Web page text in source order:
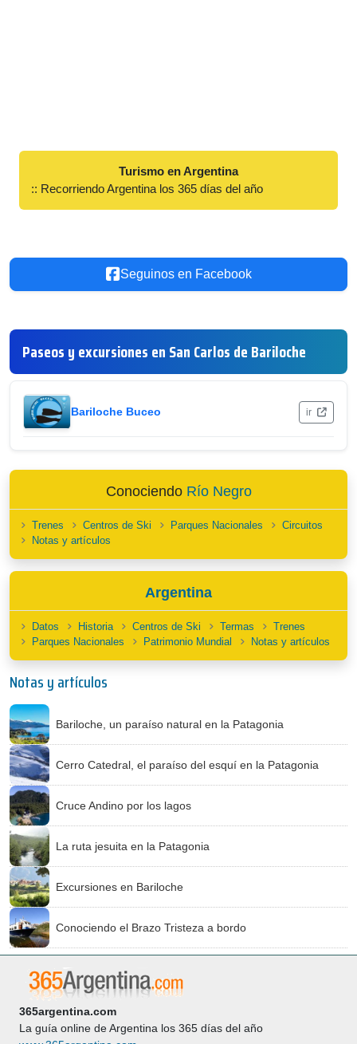
Turismo en Argentina
:: Recorriendo Argentina los 365 días del año
Seguinos en Facebook
Paseos y excursiones en San Carlos de Bariloche
Bariloche Buceo ir
Conociendo Río Negro
Trenes Centros de Ski Parques Nacionales
Circuitos
Notas y artículos
Argentina
Datos Historia Centros de Ski Termas
Trenes
Parques Nacionales
Patrimonio Mundial Notas y artículos
Notas y artículos
Bariloche, un paraíso natural en la Patagonia
Cerro Catedral, el paraíso del esquí en la Patagonia
Cruce Andino por los lagos
La ruta jesuita en la Patagonia
Excursiones en Bariloche
Conociendo el Brazo Tristeza a bordo
365argentina.com
La guía online de Argentina los 365 días del año